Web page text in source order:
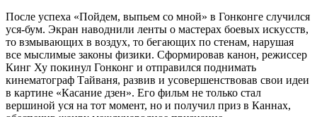
После успеха «Пойдем, выпьем со мной» в Гонконге случился
уся-бум. Экран наводнили ленты о мастерах боевых искусств,
то взмывающих в воздух, то бегающих по стенам, нарушая
все мыслимые законы физики. Сформировав канон, режиссер
Кинг Ху покинул Гонконг и отправился поднимать
кинематограф Тайваня, развив и усовершенствовав свои идеи
в картине «Касание дзен». Его фильм не только стал
вершиной уся на тот момент, но и получил приз в Каннах,